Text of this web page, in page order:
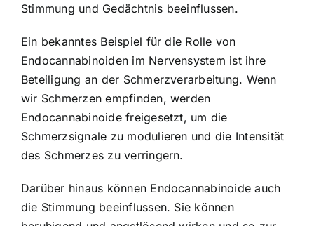
Stimmung und Gedächtnis beeinflussen.
Ein bekanntes Beispiel für die Rolle von
Endocannabinoiden im Nervensystem ist ihre
Beteiligung an der Schmerzverarbeitung. Wenn
wir Schmerzen empfinden, werden
Endocannabinoide freigesetzt, um die
Schmerzsignale zu modulieren und die Intensität
des Schmerzes zu verringern.
Darüber hinaus können Endocannabinoide auch
die Stimmung beeinflussen. Sie können